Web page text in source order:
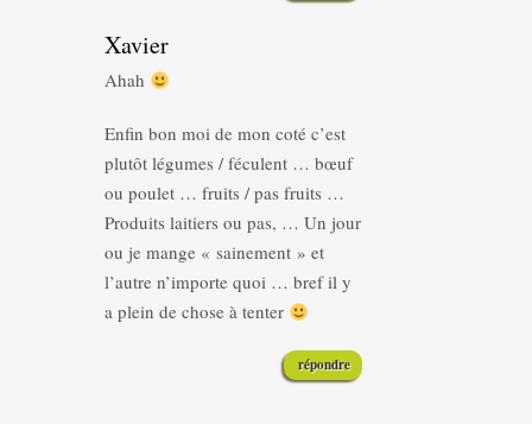
Xavier
Ahah
Enfin bon moi de mon coté c’est
plutôt légumes / féculent … bœuf
ou poulet … fruits / pas fruits …
Produits laitiers ou pas, … Un jour
ou je mange « sainement » et
l’autre n’importe quoi … bref il y
a plein de chose à tenter
répondre